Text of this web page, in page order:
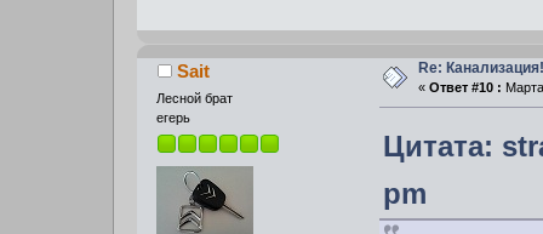
Sait
Лесной брат
егерь
Re:
« Ответ #10 :
Цитата:
pm